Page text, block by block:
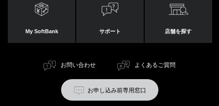
My SoftBank サポート 店舗を探す
お問い合わせ よくあるご質問
お申し込み前専用窓口